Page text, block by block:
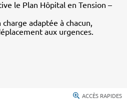
le Plan Hôpital en Tension –
adaptée à chacun,
aux urgences.
ACCÈS RAPIDES